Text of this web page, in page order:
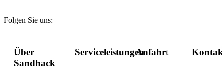
Folgen Sie uns:
Über
Sandhack
ServiceleistungenAnfahrt